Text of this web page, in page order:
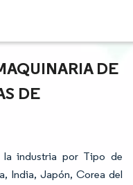
DE
DE
la industria por Tipo de
India, Japón, Corea del